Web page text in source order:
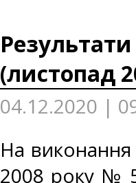
(листопад
04.12.2020 |
На виконання
2008 року №